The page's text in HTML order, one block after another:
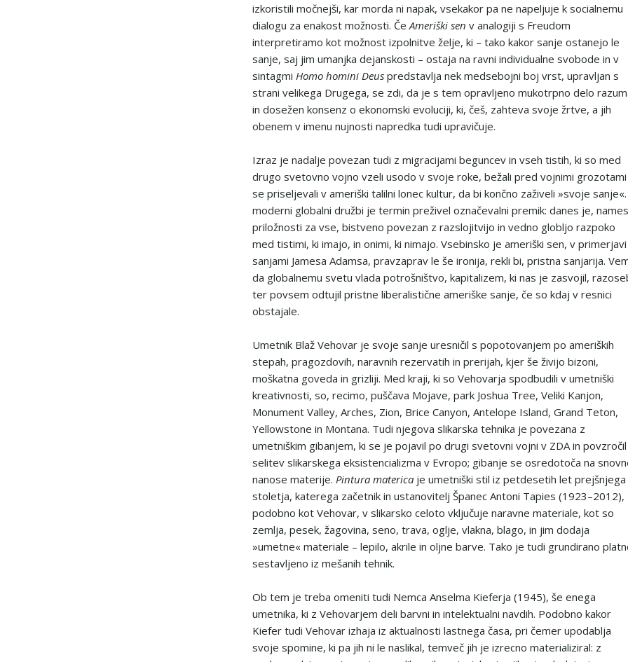
izkoristili močnejši, kar morda ni napak, vsekakor pa ne napeljuje k socialnemu
dialogu za enakost možnosti. ČeAmeriški sen v analogiji s Freudom
interpretiramo kot možnost izpolnitve želje, ki – tako kakor sanje ostanejo le
sanje, saj jim umanjka dejanskosti – ostaja na ravni individualne svobode in v
sintagmi Homo homini Deus predstavlja nek medsebojni boj vrst, upravljan s
strani velikega Drugega, se zdi, da je s tem opravljeno mukotrpno delo
in dosežen konsenz o ekonomski evoluciji, ki, češ, zahteva svoje žrtve, a jih
obenem v imenu nujnosti napredka tudi upravičuje.
Izraz je nadalje povezan tudi z migracijami beguncev in vseh tistih, ki so med
drugo svetovno vojno vzeli usodo v svoje roke, bežali pred vojnimi grozotami
se priseljevali v ameriški talilni lonec kultur, da bi končno zaživeli »svoje
moderni globalni družbi je termin preživel označevalni premik: danes je,
priložnosti za vse, bistveno povezan z razslojitvijo in vedno globljo razpoko
med tistimi, ki imajo, in onimi, ki nimajo. Vsebinsko je ameriški sen, v
sanjami Jamesa Adamsa, pravzaprav le še ironija, rekli bi, pristna sanjarija.
da globalnemu svetu vlada potrošništvo, kapitalizem, ki nas je zasvojil,
ter povsem odtujil pristne liberalistične ameriške sanje, če so kdaj v resnici
obstajale.
Umetnik Blaž Vehovar je svoje sanje uresničil s popotovanjem po ameriških
stepah, pragozdovih, naravnih rezervatih in prerijah, kjer še živijo bizoni,
moškatna goveda in grizliji. Med kraji, ki so Vehovarja spodbudili v umetniški
kreativnosti, so, recimo, puščava Mojave, park Joshua Tree, Veliki Kanjon,
Monument Valley, Arches, Zion, Brice Canyon, Antelope Island, Grand Teton,
Yellowstone in Montana. Tudi njegova slikarska tehnika je povezana z
umetniškim gibanjem, ki se je pojavil po drugi svetovni vojni v ZDA in povzročil
selitev slikarskega eksistencializma v Evropo; gibanje se osredotoča na
nanose materije. Pintura materica je umetniški stil iz petdesetih let prejšnjega
stoletja, katerega začetnik in ustanovitelj Španec Antoni Tapies (1923–2012),
podobno kot Vehovar, v slikarsko celoto vključuje naravne materiale, kot so
zemlja, pesek, žagovina, seno, trava, oglje, vlakna, blago, in jim dodaja
»umetne« materiale – lepilo, akrile in oljne barve. Tako je tudi grundirano
sestavljeno iz mešanih tehnik.
Ob tem je treba omeniti tudi Nemca Anselma Kieferja (1945), še enega
umetnika, ki z Vehovarjem deli barvni in intelektualni navdih. Podobno kakor
Kiefer tudi Vehovar izhaja iz aktualnosti lastnega časa, pri čemer upodablja
svoje spomine, ki pa jih ni le naslikal, temveč jih je izrecno materializiral: z